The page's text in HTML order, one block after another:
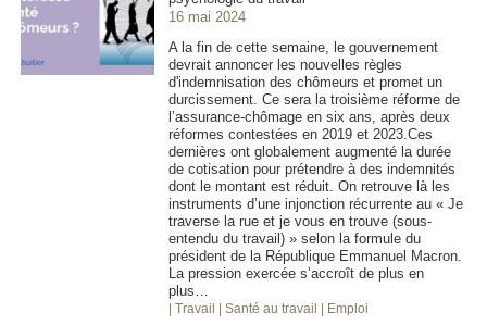
16 mai 2024
A la fin de cette semaine, le gouvernement
devrait annoncer les nouvelles règles
d'indemnisation des chômeurs et promet un
durcissement. Ce sera la troisième réforme de
l’assurance-chômage en six ans, après deux
réformes contestées en 2019 et 2023.Ces
dernières ont globalement augmenté la durée
de cotisation pour prétendre à des indemnités
dont le montant est réduit. On retrouve là les
instruments d’une injonction récurrente au « Je
traverse la rue et je vous en trouve (sous-
entendu du travail) » selon la formule du
président de la République Emmanuel Macron.
La pression exercée s’accroît de plus en
plus…
| Travail | Santé au travail | Emploi